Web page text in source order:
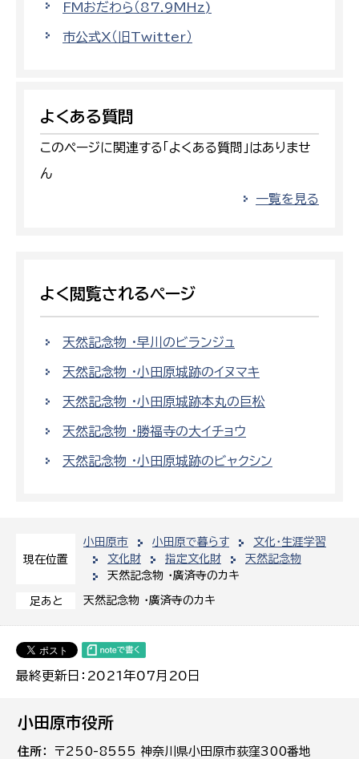
現在位置
小田原市 小田原で暮らす
文化・生涯学習
文化財
指定文化財
天然記念物
天然記念物 ・廣済寺のカキ
足あと 天然記念物 ・廣済寺のカキ
最終更新日：2021年07月20日
FMおだわら（87.9MHz)
市公式X（旧Twitter）
よくある質問
このページに関連する「よくある質問」はありませ
ん
一覧を見る
よく閲覧されるページ
天然記念物 ・早川のビランジュ
天然記念物 ・小田原城跡のイヌマキ
天然記念物 ・小田原城跡本丸の巨松
天然記念物 ・勝福寺の大イチョウ
天然記念物 ・小田原城跡のビャクシン
小田原市役所
住所
〒250-8555 神奈川県小田原市荻窪300番地